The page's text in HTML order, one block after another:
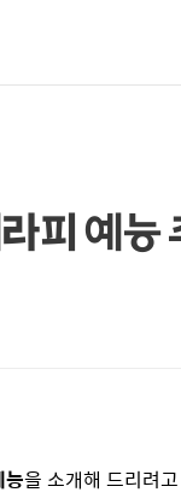
피 예능
능을 소개해 드리려